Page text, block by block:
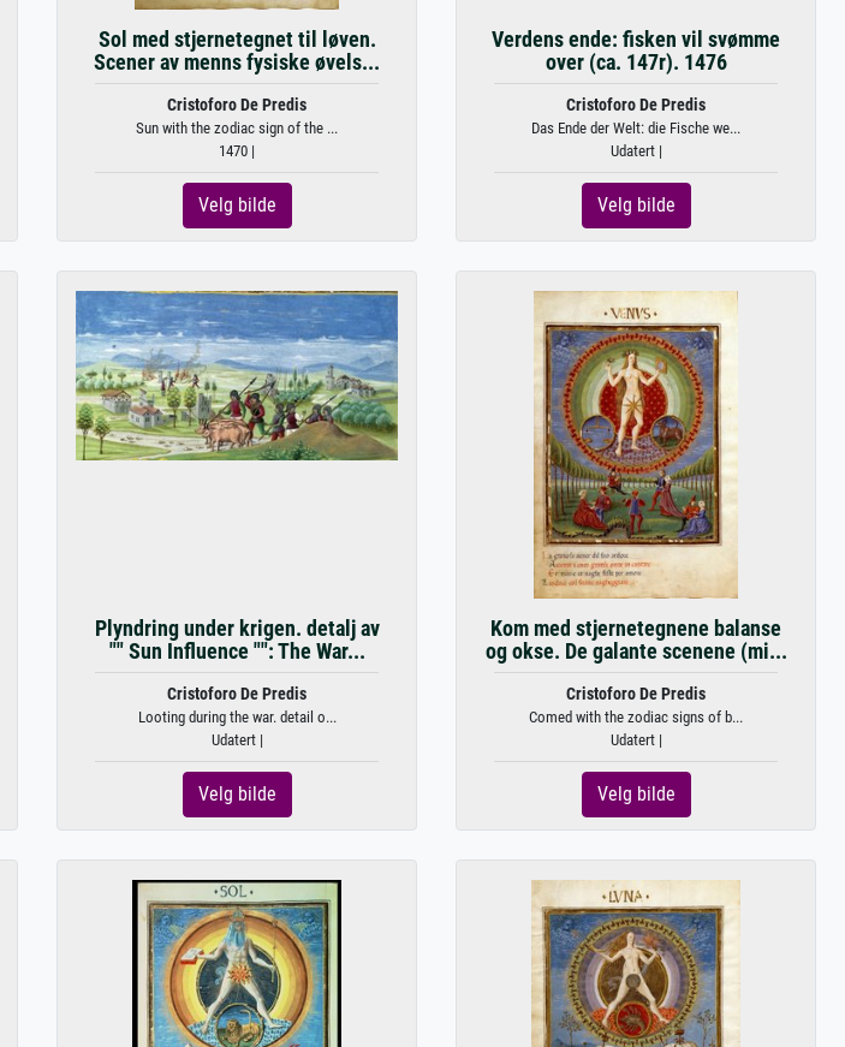
Sol med stjernetegnet til løven.
Scener av menns fysiske øvels...
Cristoforo De Predis
Sun with the zodiac sign of the ...
1470 |
Velg bilde
Verdens ende: fisken vil svømme
over (ca. 147r). 1476
Cristoforo De Predis
Das Ende der Welt: die Fische we...
Udatert |
Velg bilde
Plyndring under krigen. detalj av
"" Sun Influence "": The War...
Cristoforo De Predis
Looting during the war. detail o...
Udatert |
Velg bilde
Kom med stjernetegnene balanse
og okse. De galante scenene (mi...
Cristoforo De Predis
Comed with the zodiac signs of b...
Udatert |
Velg bilde